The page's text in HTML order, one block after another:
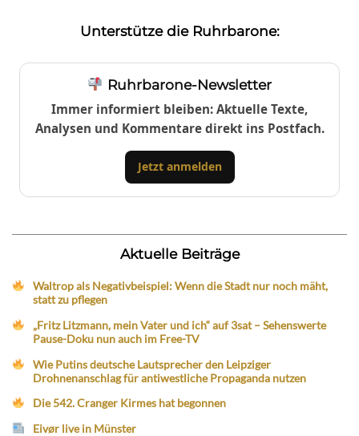
Unterstütze die Ruhrbarone:
Ruhrbarone-Newsletter
Immer informiert bleiben: Aktuelle Texte,
Analysen und Kommentare direkt ins Postfach.
Jetzt anmelden
Aktuelle Beiträge
Waltrop als Negativbeispiel: Wenn die Stadt nur noch mäht,
statt zu pflegen
„Fritz Litzmann, mein Vater und ich“ auf 3sat – Sehenswerte
Pause-Doku nun auch im Free-TV
Wie Putins deutsche Lautsprecher den Leipziger
Drohnenanschlag für antiwestliche Propaganda nutzen
Die 542. Cranger Kirmes hat begonnen
Eivør live in Münster